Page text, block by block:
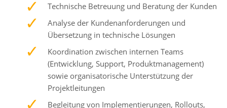
Technische Betreuung und Beratung der Kunden
Analyse der Kundenanforderungen und
Übersetzung in technische Lösungen
Koordination zwischen internen Teams
(Entwicklung, Support, Produktmanagement)
sowie organisatorische Unterstützung der
Projektleitungen
Begleitung von Implementierungen, Rollouts,